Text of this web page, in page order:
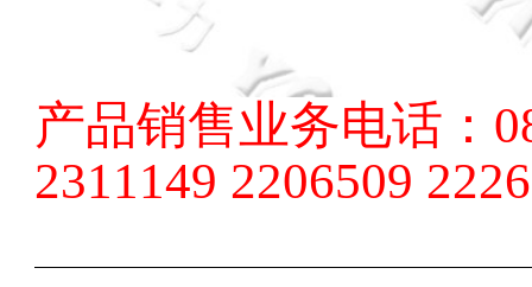
产品销售业务电话：
2311149 2206509